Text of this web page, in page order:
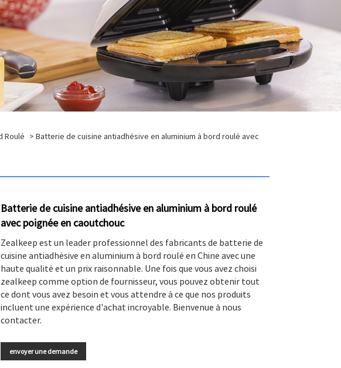
Roulé > Batterie de cuisine antiadhésive en aluminium à bord roulé avec
Batterie de cuisine antiadhésive en aluminium à bord roulé
avec poignée en caoutchouc
Zealkeep est un leader professionnel des fabricants de batterie de
cuisine antiadhésive en aluminium à bord roulé en Chine avec une
haute qualité et un prix raisonnable. Une fois que vous avez choisi
zealkeep comme option de fournisseur, vous pouvez obtenir tout
ce dont vous avez besoin et vous attendre à ce que nos produits
incluent une expérience d'achat incroyable. Bienvenue à nous
contacter.
envoyer une demande